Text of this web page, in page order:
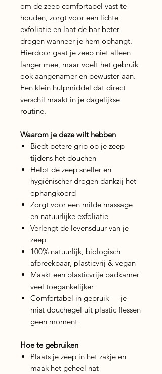
om de zeep comfortabel vast te
houden, zorgt voor een lichte
exfoliatie en laat de bar beter
drogen wanneer je hem ophangt.
Hierdoor gaat je zeep niet alleen
langer mee, maar voelt het gebruik
ook aangenamer en bewuster aan.
Een klein hulpmiddel dat direct
verschil maakt in je dagelijkse
routine.
Waarom je deze wilt hebben
Biedt betere grip op je zeep
tijdens het douchen
Helpt de zeep sneller en
hygiënischer drogen dankzij het
ophangkoord
Zorgt voor een milde massage
en natuurlijke exfoliatie
Verlengt de levensduur van je
zeep
100% natuurlijk, biologisch
afbreekbaar, plasticvrij & vegan
Maakt een plasticvrije badkamer
veel toegankelijker
Comfortabel in gebruik — je
mist douchegel uit plastic flessen
geen moment
Hoe te gebruiken
Plaats je zeep in het zakje en
maak het geheel nat